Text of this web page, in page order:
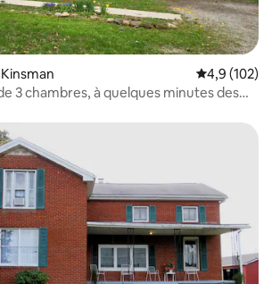
Évaluation
4,9 (102)
3 chambres, à quelques minutes des